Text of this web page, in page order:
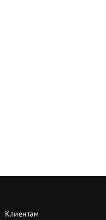
Клиентам